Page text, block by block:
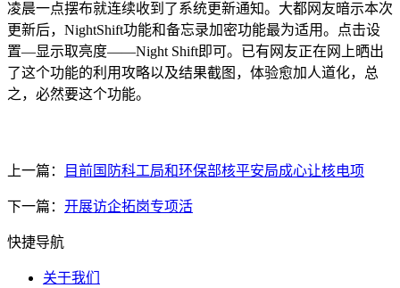
凌晨一点摆布就连续收到了系统更新通知。大都网友暗示本次
更新后，NightShift功能和备忘录加密功能最为适用。点击设
置—显示取亮度——Night Shift即可。已有网友正在网上晒出
了这个功能的利用攻略以及结果截图，体验愈加人道化，总
之，必然要这个功能。
上一篇： 目前国防科工局和环保部核平安局成心让核电项
下一篇： 开展访企拓岗专项活
快捷导航
关于我们